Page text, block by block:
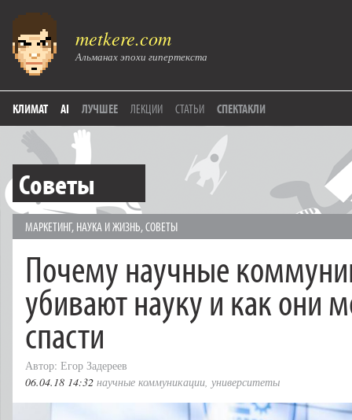
metkere.com
Альманах эпохи гипертекста
КЛИМАТ AI ЛУЧШЕЕ ЛЕКЦИИ СТАТЬИ СПЕКТАКЛИ
Советы
МАРКЕТИНГ, НАУКА И ЖИЗНЬ,СОВЕТЫ
Почему научные
убивают науку и как они
спасти
Автор: Егор Задереев
06.04.18 14:32 научные коммуникации, университеты